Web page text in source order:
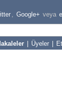
, Google+ veya
Üyeler